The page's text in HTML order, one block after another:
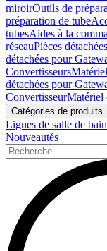
miroirOutils de
préparation de tube
tubesAides à la
réseauPièces
détachées pour
Convertisseurs
détachées pour
ConvertisseurMatériel
Catégories de produits
Lignes de salle de
Nouveautés